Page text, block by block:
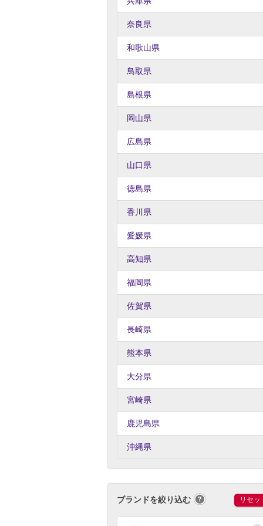
奈良県
和歌山県
鳥取県
島根県
岡山県
広島県
山口県
徳島県
香川県
愛媛県
高知県
福岡県
佐賀県
長崎県
熊本県
大分県
宮崎県
鹿児島県
沖縄県
ブランドを絞り込む リセッ